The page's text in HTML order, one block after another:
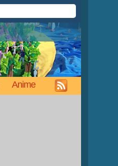
Anime